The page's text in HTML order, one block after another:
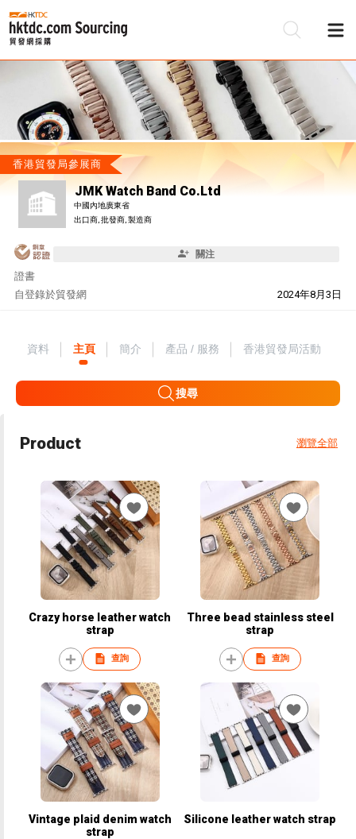
香港貿發局參展商
JMK Watch Band Co.Ltd
中國內地廣東省
出口商, 批發商, 製造商
關注
證書
自
2024年8月3日
登錄於貿發網
資料 主頁 簡介 產品 / 服務 香港貿發局活動
搜尋
Product 瀏覽全部
Crazy horse leather watch
strap
查詢
Three bead stainless steel
strap
查詢
Vintage plaid denim watch
strap
Silicone leather watch strap